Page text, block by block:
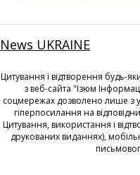
News UKRAINE
Цитування і відтворення будь-
з веб-сайта "Ізюм
соцмережах дозволено лише з
гіперпосилання на
Цитування, використання і
друкованих виданнях),